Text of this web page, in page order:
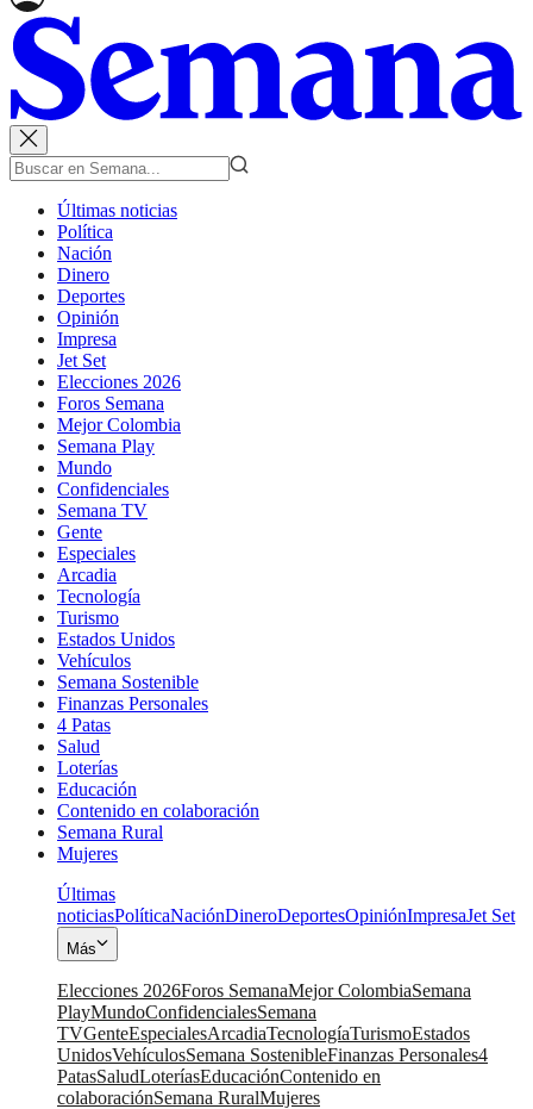
Últimas noticias
Política
Nación
Dinero
Deportes
Opinión
Impresa
Jet Set
Elecciones 2026
Foros Semana
Mejor Colombia
Semana Play
Mundo
Confidenciales
Semana TV
Gente
Especiales
Arcadia
Tecnología
Turismo
Estados Unidos
Vehículos
Semana Sostenible
Finanzas Personales
4 Patas
Salud
Loterías
Educación
Contenido en colaboración
Semana Rural
Mujeres
Últimas
noticiasPolíticaNaciónDineroDeportesOpiniónImpresaJet Set
Más
Elecciones 2026Foros SemanaMejor ColombiaSemana
PlayMundoConfidencialesSemana
TVGenteEspecialesArcadiaTecnologíaTurismoEstados
UnidosVehículosSemana SostenibleFinanzas Personales4
PatasSaludLoteríasEducaciónContenido en
colaboraciónSemana RuralMujeres